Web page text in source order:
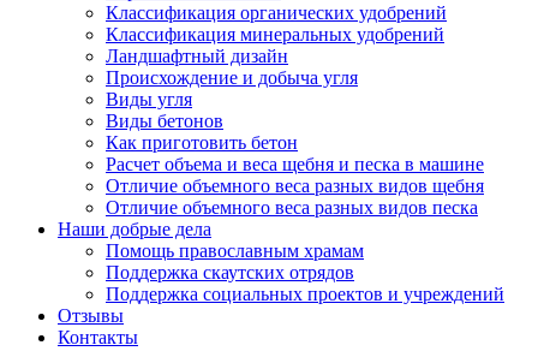
Классификация органических удобрений
Классификация минеральных удобрений
Ландшафтный дизайн
Происхождение и добыча угля
Виды угля
Виды бетонов
Как приготовить бетон
Расчет объема и веса щебня и песка в машине
Отличие объемного веса разных видов щебня
Отличие объемного веса разных видов песка
Наши добрые дела
Помощь православным храмам
Поддержка скаутских отрядов
Поддержка социальных проектов и учреждений
Отзывы
Контакты